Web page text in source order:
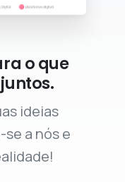
o que
ideias
a nós e